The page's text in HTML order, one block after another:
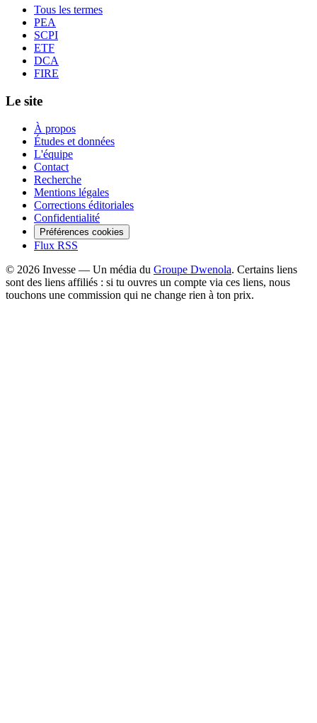
Tous les termes
PEA
SCPI
ETF
DCA
FIRE
Le site
À propos
Études et données
L'équipe
Contact
Recherche
Mentions légales
Corrections éditoriales
Confidentialité
Préférences cookies
Flux RSS
© 2026 Invesse — Un média du Groupe Dwenola. Certains liens
sont des liens affiliés : si tu ouvres un compte via ces liens, nous
touchons une commission qui ne change rien à ton prix.